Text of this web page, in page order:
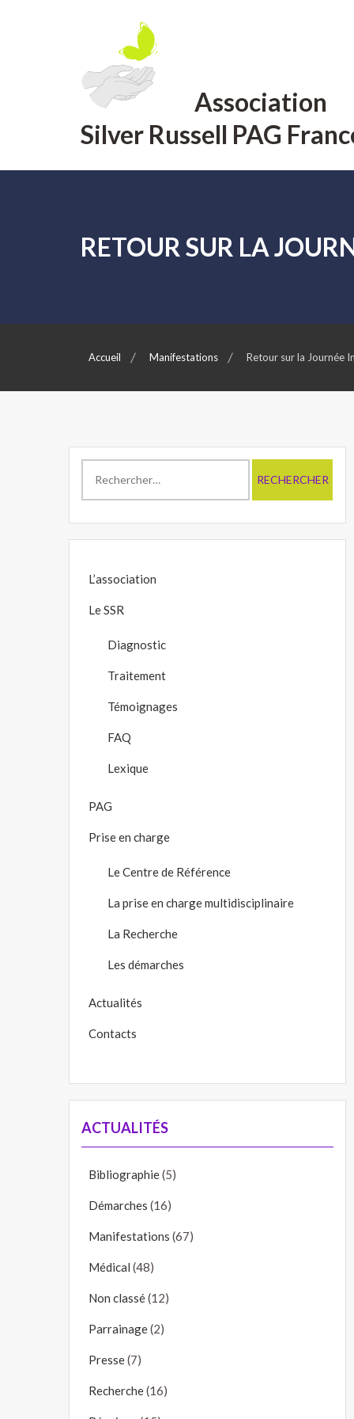
Association
Silver Russell PAG
RETOUR SUR LA
Accueil Manifestations Retour sur la Journée
L’association
Le SSR
Diagnostic
Traitement
Témoignages
FAQ
Lexique
PAG
Prise en charge
Le Centre de Référence
La prise en charge multidisciplinaire
La Recherche
Les démarches
Actualités
Contacts
ACTUALITÉS
Bibliographie(5)
Démarches (16)
Manifestations (67)
Médical (48)
Non classé(12)
Parrainage(2)
Presse(7)
Recherche(16)